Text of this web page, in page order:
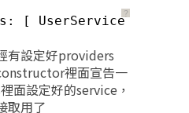
？
[ UserService ],
有設定好providers
裡面宣告一
面設定好的service，
取用了